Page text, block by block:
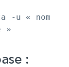
-u « nom
»
: